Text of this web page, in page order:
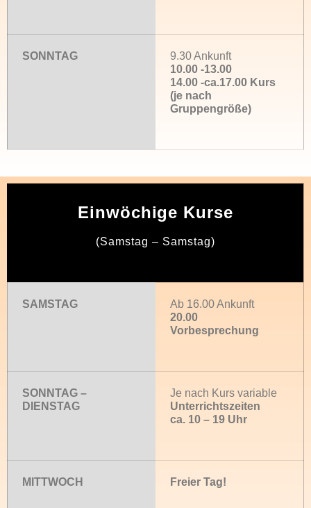
SONNTAG
9.30 Ankunft
10.00 -13.00
14.00 -ca.17.00 Kurs
(je nach
Gruppengröße)
Einwöchige Kurse
(Samstag – Samstag)
SAMSTAG
Ab 16.00 Ankunft
20.00
Vorbesprechung
SONNTAG –
DIENSTAG
Je nach Kurs variable
Unterrichtszeiten
ca. 10 – 19 Uhr
MITTWOCH Freier Tag!